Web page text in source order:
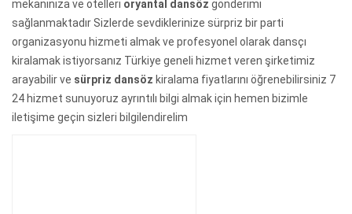
mekanınıza ve otelleri oryantal dansöz gönderimi
sağlanmaktadır Sizlerde sevdiklerinize sürpriz bir parti
organizasyonu hizmeti almak ve profesyonel olarak dansçı
kiralamak istiyorsanız Türkiye geneli hizmet veren şirketimiz
arayabilir ve sürpriz dansöz kiralama fiyatlarını öğrenebilirsiniz 7
24 hizmet sunuyoruz ayrıntılı bilgi almak için hemen bizimle
iletişime geçin sizleri bilgilendirelim